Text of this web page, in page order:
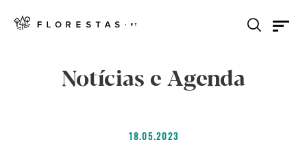
Notícias e Agenda
18.05.2023